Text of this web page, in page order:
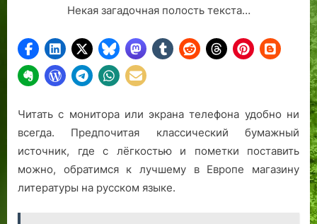
Некая загадочная полость текста…
Читать с монитора или экрана телефона удобно ни
всегда. Предпочитая классический бумажный
источник, где с лёгкостью и пометки поставить
можно, обратимся к лучшему в Европе магазину
литературы на русском языке.